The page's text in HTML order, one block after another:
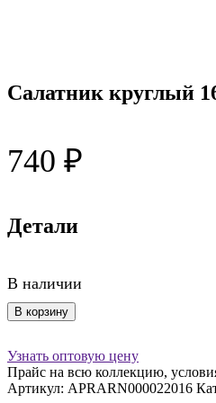
Салатник круглый
740 ₽
Детали
В наличии
Количество
товара
круглый
16
см,
В корзину
Узнать оптовую цену
Прайс на всю коллекцию,
Артикул: APRARN000022016